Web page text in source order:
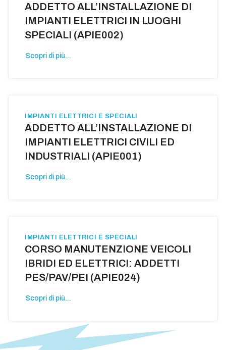
ADDETTO ALL’INSTALLAZIONE DI
IMPIANTI ELETTRICI IN LUOGHI
SPECIALI (APIE002)
Scopri di più...
IMPIANTI ELETTRICI E SPECIALI
ADDETTO ALL’INSTALLAZIONE DI
IMPIANTI ELETTRICI CIVILI ED
INDUSTRIALI (APIE001)
Scopri di più...
IMPIANTI ELETTRICI E SPECIALI
CORSO MANUTENZIONE VEICOLI
IBRIDI ED ELETTRICI: ADDETTI
PES/PAV/PEI (APIE024)
Scopri di più...